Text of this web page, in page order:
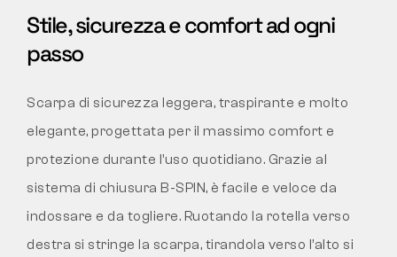
Stile, sicurezza e comfort ad ogni
passo
Scarpa di sicurezza leggera, traspirante e molto
elegante, progettata per il massimo comfort e
protezione durante l’uso quotidiano. Grazie al
sistema di chiusura B-SPIN, è facile e veloce da
indossare e da togliere. Ruotando la rotella verso
destra si stringe la scarpa, tirandola verso l’alto si